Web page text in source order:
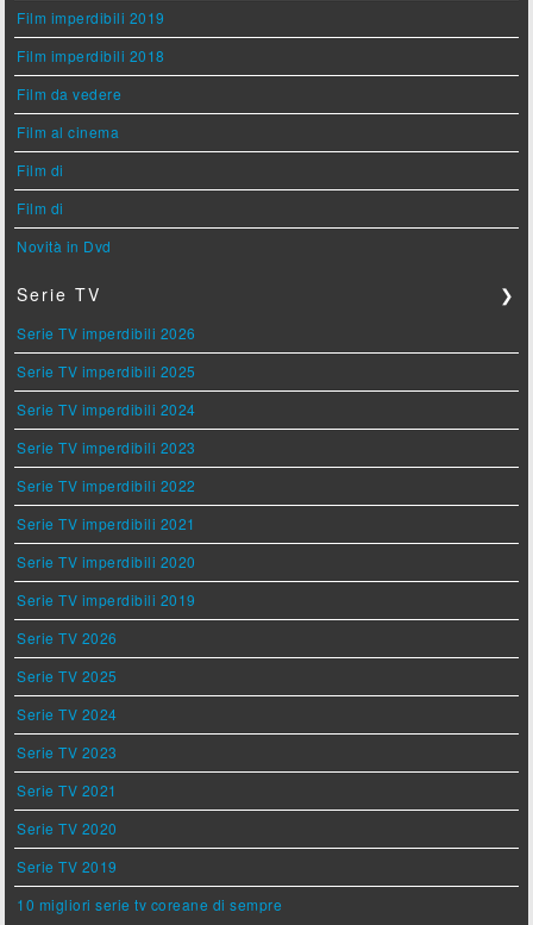
Film imperdibili 2019
Film imperdibili 2018
Film da vedere
Film al cinema
Film di
Film di
Novità in Dvd
Serie TV ❯
Serie TV imperdibili 2026
Serie TV imperdibili 2025
Serie TV imperdibili 2024
Serie TV imperdibili 2023
Serie TV imperdibili 2022
Serie TV imperdibili 2021
Serie TV imperdibili 2020
Serie TV imperdibili 2019
Serie TV 2026
Serie TV 2025
Serie TV 2024
Serie TV 2023
Serie TV 2021
Serie TV 2020
Serie TV 2019
10 migliori serie tv coreane di sempre